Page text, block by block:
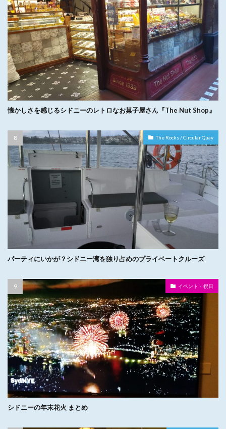
懐かしさを感じるシドニーのレトロなお菓子屋さん『The Nut Shop』
The Rocks / Circular Quay
パーティにいかが？シドニー湾を独り占めのプライベートクルーズ
イベント・祝日
シドニーの年末花火 まとめ